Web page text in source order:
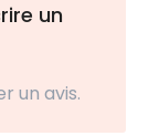
un
un avis.